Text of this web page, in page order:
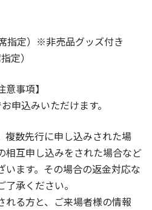
指定）※非売品グッズ付き
定）
事項】
申込みいただけます。
数先行に申し込みされた場
相互申し込みをされた場合など
います。その場合の返金対応な
承ください。
る方と、ご来場者様の情報